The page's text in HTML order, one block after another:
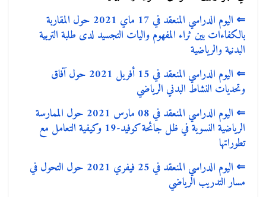
⇐
اليوم الدراسي المنعقد في 17 ماي 2021 حول المقاربة
بالكفاءات بين ثراء المفهوم واليات التجسيد لدى طلبة التربية
البدنية والرياضية
⇐
اليوم الدراسي المنعقد في 15 أفريل 2021 حول آفاق
وتحديات النشاط البدني الرياضي
⇐
اليوم الدراسي المنعقد في 08 مارس 2021 حول الممارسة
الرياضية النسوية في ظل جائحة كوفيد-19 وكيفية التعامل مع
تطوراتها
⇐
اليوم الدراسي المنعقد في 25 فيفري 2021 حول التحول في
مسار التدريب الرياضي